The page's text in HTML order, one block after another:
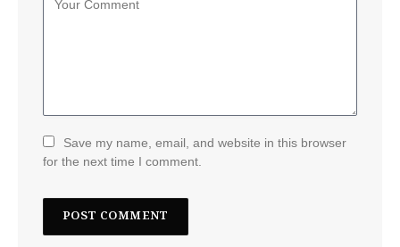
Save my name, email, and website in this browser
for the next time I comment.